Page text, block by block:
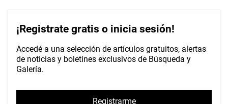
¡Registrate gratis o inicia sesión!
Accedé a una selección de artículos gratuitos, alertas
de noticias y boletines exclusivos de Búsqueda y
Galería.
Registrarme